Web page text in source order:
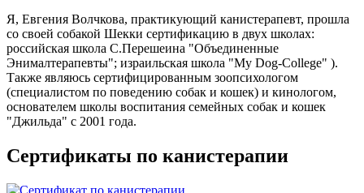
Я, Евгения Волчкова, практикующий канистерапевт, прошла
со своей собакой Шекки сертификацию в двух школах:
российская школа С.Перешеина "Объединенные
Энималтерапевты"; израильская школа "My Dog-College" ).
Также являюсь сертифицированным зоопсихологом
(специалистом по поведению собак и кошек) и кинологом,
основателем школы воспитания семейных собак и кошек
"Джильда" с 2001 года.
Сертификаты по канистерапии